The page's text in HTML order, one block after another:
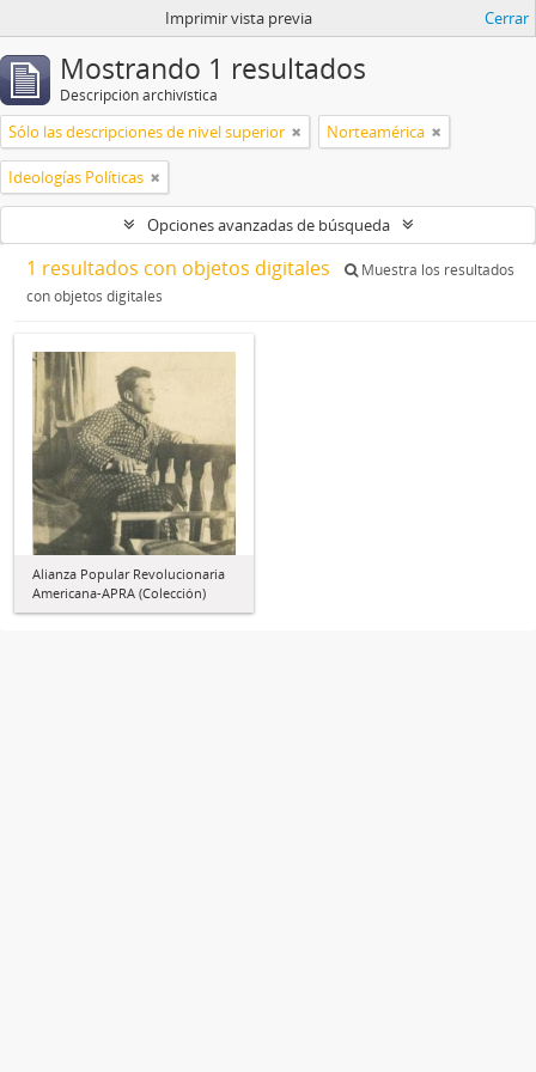
Imprimir vista previa Cerrar
Mostrando 1 resultados
Descripción archivística
Sólo las descripciones de nivel superior Norteamérica
Ideologías Políticas
Opciones avanzadas de búsqueda
1 resultados con objetos digitales
Muestra los resultados
con objetos digitales
Alianza Popular Revolucionaria
Americana-APRA (Colección)